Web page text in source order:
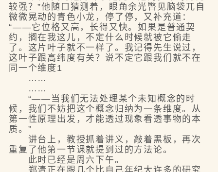
较强？”他随口猜测着，眼角余光瞥见脑袋兀自
微微晃动的青色小龙，停了停，又补充道：
“——它位格又高，长得又快。如果是普通契
约，搁在我这儿，不定什么时候就被它偷走
了。这片叶子就不一样了。我记得先生说过，
这叶子跟高纬度有关？说不定它跟我们就不在
同一个维度1
……
……
“——当我们无法处理某个未知概念的时
候，我们不妨把这个概念归纳为一条维度。从
第一性原理出发，才能透过现象看透事物的本
质。”
讲台上，教授抓着讲义，敲着黑板，再次
重复了他第一节课就提到过的方法论。
此时已经是周六下午。
郑清正在跟几个比自己年纪大许多的研究